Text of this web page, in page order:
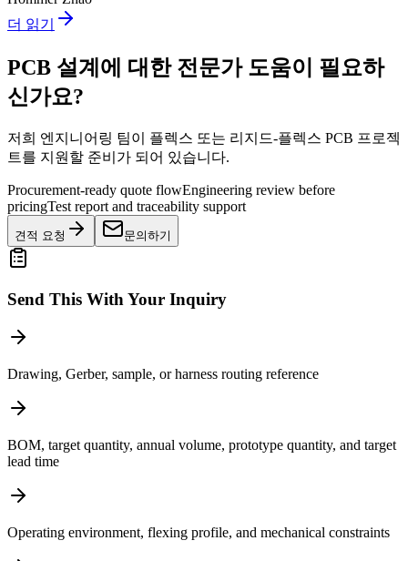
더 읽기
PCB 설계에 대한 전문가 도움이 필요하
신가요?
저희 엔지니어링 팀이 플렉스 또는 리지드-플렉스 PCB 프로젝
트를 지원할 준비가 되어 있습니다.
Procurement-ready quote flowEngineering review before
pricingTest report and traceability support
견적 요청 문의하기
Send This With Your Inquiry
Drawing, Gerber, sample, or harness routing reference
BOM, target quantity, annual volume, prototype quantity, and target
lead time
Operating environment, flexing profile, and mechanical constraints